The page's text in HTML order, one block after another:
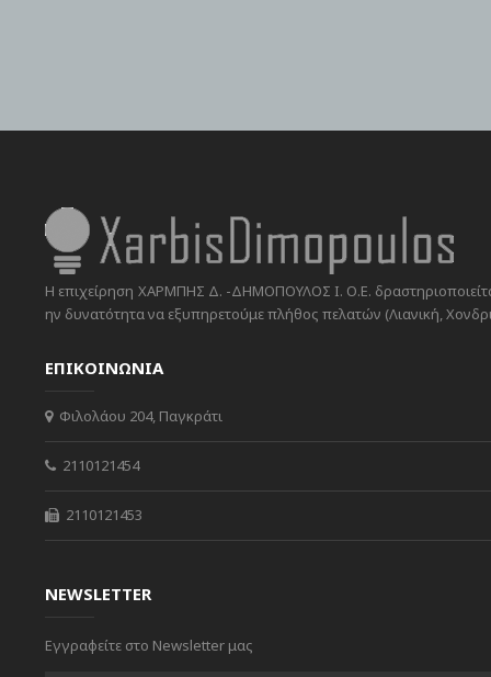
Η επιχείρηση ΧΑΡΜΠΗΣ Δ. -ΔΗΜΟΠΟΥΛΟΣ Ι. Ο.Ε.
ην δυνατότητα να εξυπηρετούμε πλήθος πελατών (Λιανική,
ΕΠΙΚΟΙΝΩΝΙΑ
Φιλολάου 204, Παγκράτι
2110121454
2110121453
NEWSLETTER
Εγγραφείτε στο Newsletter μας